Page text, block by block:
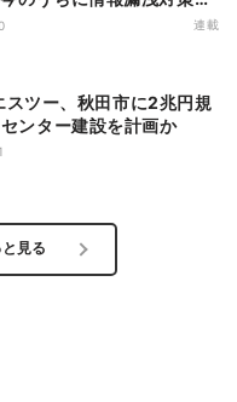
う
連載
ンター建設を計画か
見る